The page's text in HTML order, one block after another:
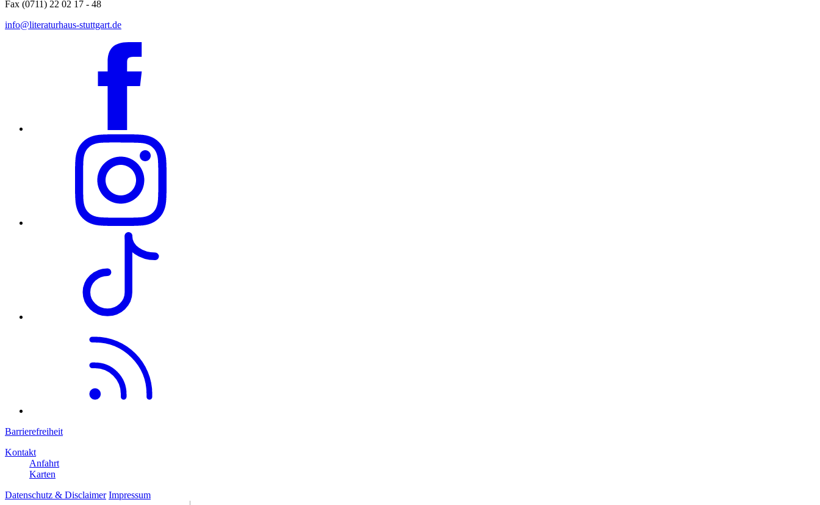
Fax (0711) 22 02 17 - 48
info@literaturhaus-stuttgart.de
Barrierefreiheit
Kontakt
Anfahrt
Karten
Datenschutz & Disclaimer Impressum